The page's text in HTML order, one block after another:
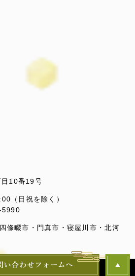
10番19号
日祝を除く）
條畷市・門真市・寝屋川市・北河
- うえむら畳店